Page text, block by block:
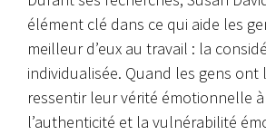
élément clé dans ce qui aide les
meilleur d’eux au travail : la
individualisée. Quand les gens ont
ressentir leur vérité émotionnelle
l’authenticité et la vulnérabilité